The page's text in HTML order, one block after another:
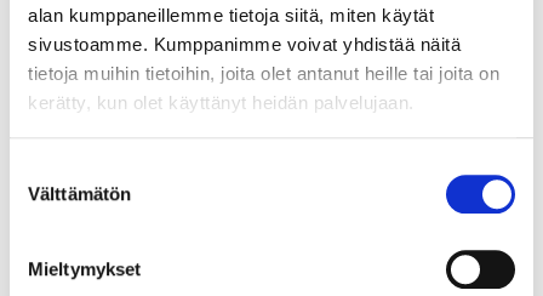
alan kumppaneillemme tietoja siitä, miten käytät
sivustoamme. Kumppanimme voivat yhdistää näitä
tietoja muihin tietoihin, joita olet antanut heille tai joita on
kerätty, kun olet käyttänyt heidän palvelujaan.
valinta
Välttämätön
Mieltymykset